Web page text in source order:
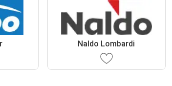
Naldo Lombardi